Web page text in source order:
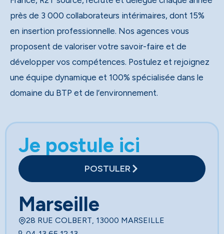
près de 3 000 collaborateurs intérimaires, dont 15%
en insertion professionnelle. Nos agences vous
proposent de valoriser votre savoir-faire et de
développer vos compétences. Postulez et rejoignez
une équipe dynamique et 100% spécialisée dans le
domaine du BTP et de l’environnement.
Je postule ici
POSTULER
Marseille
28 RUE COLBERT, 13000 MARSEILLE